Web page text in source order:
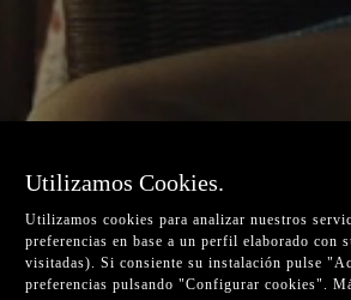
Utilizamos Cookies.
Utilizamos cookies para analizar nuestros
preferencias en base a un perfil elaborado con
visitadas). Si consiente su instalación pulse
preferencias pulsando "Configurar cookies".